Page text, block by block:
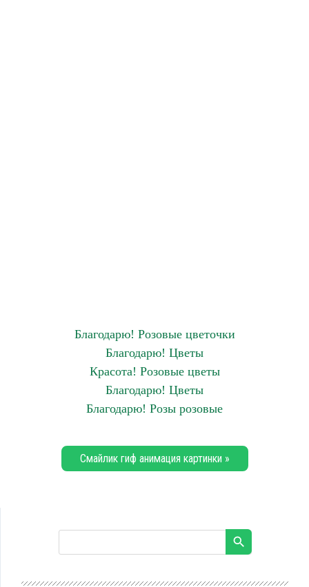
Благодарю! Розовые цветочки
Благодарю! Цветы
Красота! Розовые цветы
Благодарю! Цветы
Благодарю! Розы розовые
Смайлик гиф анимация картинки »